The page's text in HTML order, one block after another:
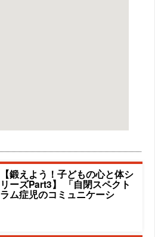
【鍛えよう！子どもの心と体シ
リーズPart3】 「自閉スペクト
ラム症児のコミュニケーシ